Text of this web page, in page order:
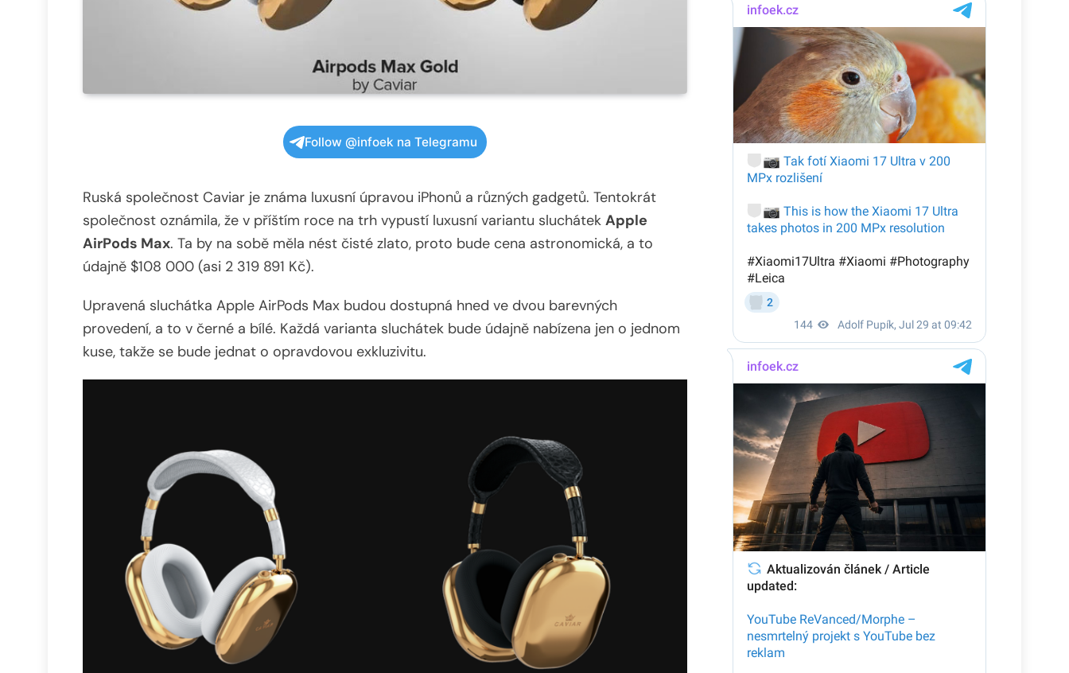
Follow @infoek na Telegramu
Ruská společnost Caviar je známa luxusní úpravou iPhonů a různých gadgetů. Tentokrát
společnost oznámila, že v příštím roce na trh vypustí luxusní variantu sluchátek Apple
AirPods Max. Ta by na sobě měla nést čisté zlato, proto bude cena astronomická, a to
údajně $108 000 (asi 2 319 891 Kč).
Upravená sluchátka Apple AirPods Max budou dostupná hned ve dvou barevných
provedení, a to v černé a bílé. Každá varianta sluchátek bude údajně nabízena jen o jednom
kuse, takže se bude jednat o opravdovou exkluzivitu.